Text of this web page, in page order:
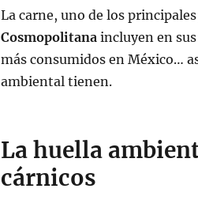
La carne, uno de los
Cosmopolitana incluyen en
más consumidos en México…
ambiental tienen.
La huella
cárnicos